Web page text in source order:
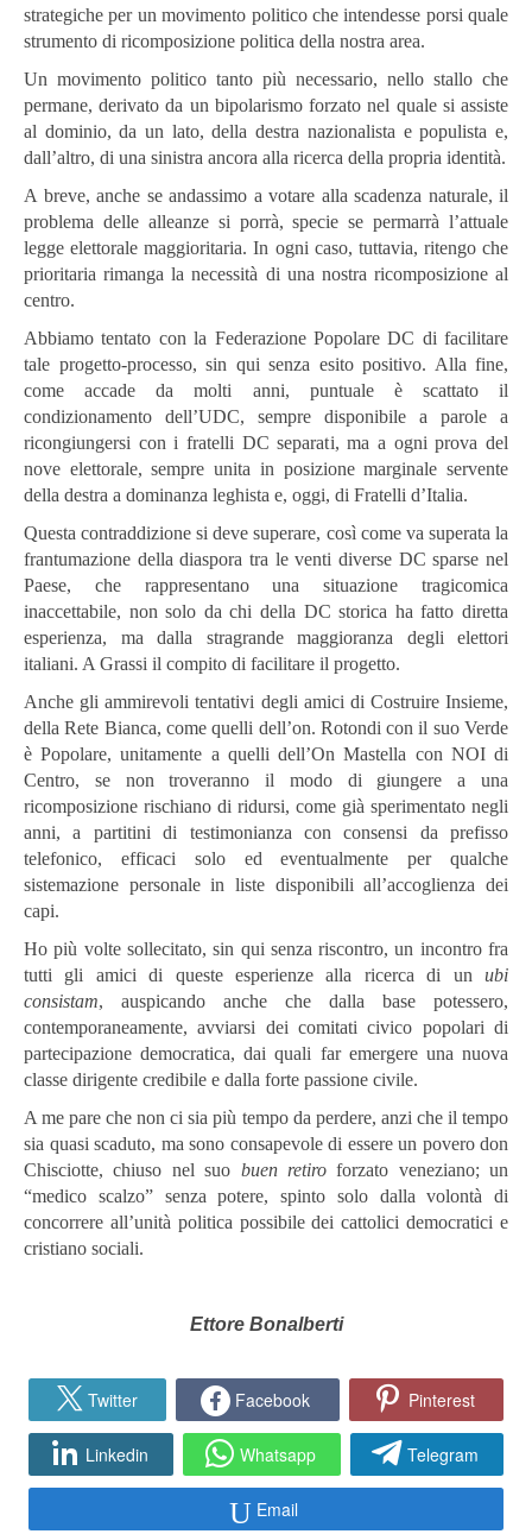
strategiche per un movimento politico che intendesse porsi quale
strumento di ricomposizione politica della nostra area.
Un movimento politico tanto più necessario, nello stallo che
permane, derivato da un bipolarismo forzato nel quale si assiste
al dominio, da un lato, della destra nazionalista e populista e,
dall’altro, di una sinistra ancora alla ricerca della propria identità.
A breve, anche se andassimo a votare alla scadenza naturale, il
problema delle alleanze si porrà, specie se permarrà l’attuale
legge elettorale maggioritaria. In ogni caso, tuttavia, ritengo che
prioritaria rimanga la necessità di una nostra ricomposizione al
centro.
Abbiamo tentato con la Federazione Popolare DC di facilitare
tale progetto-processo, sin qui senza esito positivo. Alla fine,
come accade da molti anni, puntuale è scattato il
condizionamento dell’UDC, sempre disponibile a parole a
ricongiungersi con i fratelli DC separati, ma a ogni prova del
nove elettorale, sempre unita in posizione marginale servente
della destra a dominanza leghista e, oggi, di Fratelli d’Italia.
Questa contraddizione si deve superare, così come va superata la
frantumazione della diaspora tra le venti diverse DC sparse nel
Paese, che rappresentano una situazione tragicomica
inaccettabile, non solo da chi della DC storica ha fatto diretta
esperienza, ma dalla stragrande maggioranza degli elettori
italiani. A Grassi il compito di facilitare il progetto.
Anche gli ammirevoli tentativi degli amici di Costruire Insieme,
della Rete Bianca, come quelli dell’on. Rotondi con il suo Verde
è Popolare, unitamente a quelli dell’On Mastella con NOI di
Centro, se non troveranno il modo di giungere a una
ricomposizione rischiano di ridursi, come già sperimentato negli
anni, a partitini di testimonianza con consensi da prefisso
telefonico, efficaci solo ed eventualmente per qualche
sistemazione personale in liste disponibili all’accoglienza dei
capi.
Ho più volte sollecitato, sin qui senza riscontro, un incontro fra
tutti gli amici di queste esperienze alla ricerca di un ubi
consistam, auspicando anche che dalla base potessero,
contemporaneamente, avviarsi dei comitati civico popolari di
partecipazione democratica, dai quali far emergere una nuova
classe dirigente credibile e dalla forte passione civile.
A me pare che non ci sia più tempo da perdere, anzi che il tempo
sia quasi scaduto, ma sono consapevole di essere un povero don
Chisciotte, chiuso nel suo buen retiroforzato veneziano; un
“medico scalzo” senza potere, spinto solo dalla volontà di
concorrere all’unità politica possibile dei cattolici democratici e
cristiano sociali.
Ettore Bonalberti
Twitter Facebook Pinterest
Linkedin Whatsapp Telegram
Email